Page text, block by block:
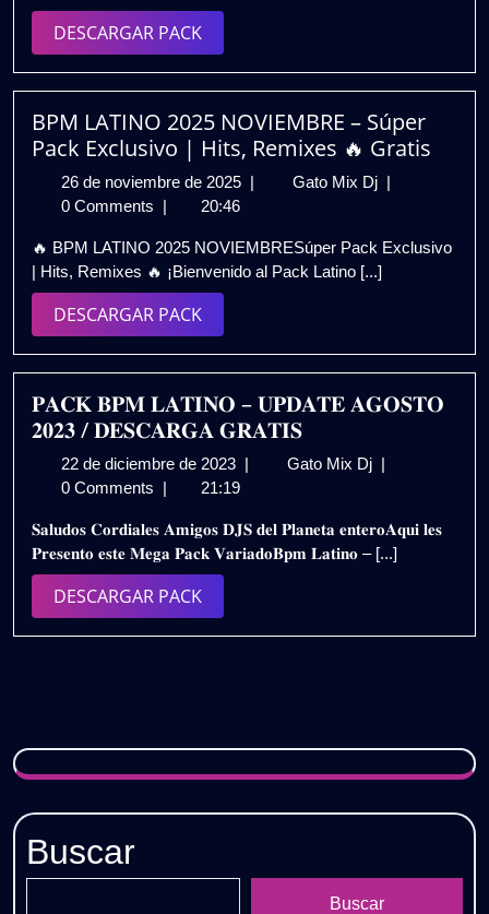
𝐆𝐑𝐀𝐓𝐈𝐒
DESCARGAR PACKDESCARGAR
PACK
BPM LATINO 2025 NOVIEMBRE – Súper
Pack Exclusivo | Hits, Remixes 🔥 Gratis
26 de noviembre de 2025 26
de
2025
| Gato Mix Dj BPM
NOVIEMBRE
–
|
Hits,
Gratis
|
0 Comments | 20:46
🔥 BPM LATINO 2025 NOVIEMBRESúper Pack Exclusivo
| Hits, Remixes 🔥 ¡Bienvenido al Pack Latino [...]
DESCARGAR PACKDESCARGAR
PACK
𝐏𝐀𝐂𝐊 𝐁𝐏𝐌 𝐋𝐀𝐓𝐈𝐍𝐎 – 𝐔𝐏𝐃𝐀𝐓𝐄 𝐀𝐆𝐎𝐒𝐓𝐎
𝟐𝟎𝟐𝟑 / 𝐃𝐄𝐒𝐂𝐀𝐑𝐆𝐀 𝐆𝐑𝐀𝐓𝐈𝐒
22 de diciembre de 2023 22
de
de
2023
| Gato Mix Dj 𝐏𝐀𝐂𝐊
–
𝐔𝐏𝐃𝐀𝐓𝐄
|
0 Comments | 21:19
𝐒𝐚𝐥𝐮𝐝𝐨𝐬 𝐂𝐨𝐫𝐝𝐢𝐚𝐥𝐞𝐬 𝐀𝐦𝐢𝐠𝐨𝐬 𝐃𝐉𝐒 𝐝𝐞𝐥 𝐏𝐥𝐚𝐧𝐞𝐭𝐚 𝐞𝐧𝐭𝐞𝐫𝐨𝐀𝐪𝐮𝐢 𝐥𝐞𝐬
𝐏𝐫𝐞𝐬𝐞𝐧𝐭𝐨 𝐞𝐬𝐭𝐞 𝐌𝐞𝐠𝐚 𝐏𝐚𝐜𝐤 𝐕𝐚𝐫𝐢𝐚𝐝𝐨𝐁𝐩𝐦 𝐋𝐚𝐭𝐢𝐧𝐨 – [...]
DESCARGAR PACKDESCARGAR
PACK
Buscar
Buscar